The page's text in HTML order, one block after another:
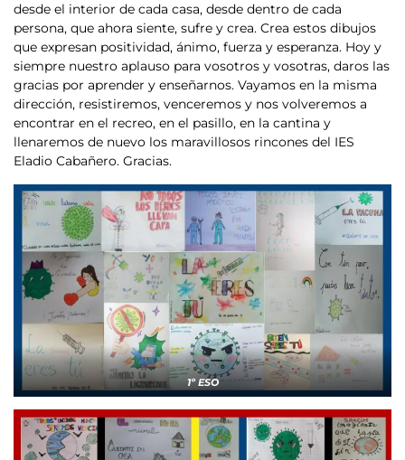
desde el interior de cada casa, desde dentro de cada
persona, que ahora siente, sufre y crea. Crea estos dibujos
que expresan positividad, ánimo, fuerza y esperanza. Hoy y
siempre nuestro aplauso para vosotros y vosotras, daros las
gracias por aprender y enseñarnos. Vayamos en la misma
dirección, resistiremos, venceremos y nos volveremos a
encontrar en el recreo, en el pasillo, en la cantina y
llenaremos de nuevo los maravillosos rincones del IES
Eladio Cabañero. Gracias.
1º ESO